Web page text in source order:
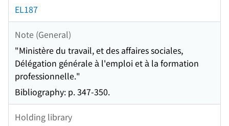
EL187
Note (General)
"Ministère du travail, et des affaires sociales,
Délégation générale à l'emploi et à la formation
professionnelle."
Bibliography: p. 347-350.
Holding library